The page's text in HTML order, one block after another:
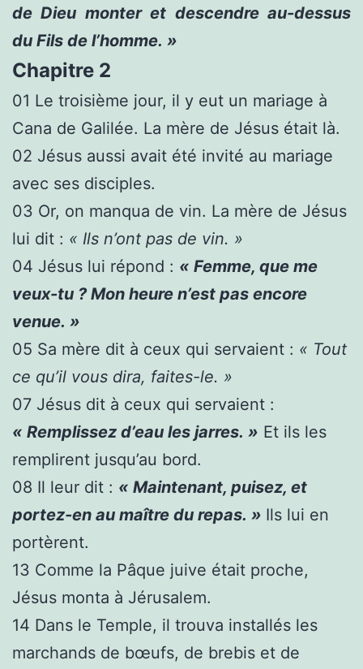
de Dieu monter et descendre au-dessus
du Fils de l’homme. »
Chapitre 2
01 Le troisième jour, il y eut un mariage à
Cana de Galilée. La mère de Jésus était là.
02 Jésus aussi avait été invité au mariage
avec ses disciples.
03 Or, on manqua de vin. La mère de Jésus
lui dit : « Ils n’ont pas de vin. »
04 Jésus lui répond : « Femme, que me
veux-tu ? Mon heure n’est pas encore
venue. »
05 Sa mère dit à ceux qui servaient : « Tout
ce qu’il vous dira, faites-le. »
07 Jésus dit à ceux qui servaient :
« Remplissez d’eau les jarres. » Et ils les
remplirent jusqu’au bord.
08 Il leur dit : « Maintenant, puisez, et
portez-en au maître du repas. » Ils lui en
portèrent.
13 Comme la Pâque juive était proche,
Jésus monta à Jérusalem.
14 Dans le Temple, il trouva installés les
marchands de bœufs, de brebis et de